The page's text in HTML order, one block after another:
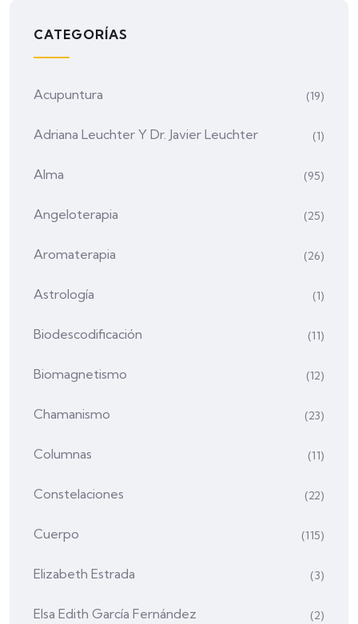
CATEGORÍAS
Acupuntura (19)
Adriana Leuchter Y Dr. Javier Leuchter (1)
Alma (95)
Angeloterapia (25)
Aromaterapia (26)
Astrología (1)
Biodescodificación (11)
Biomagnetismo (12)
Chamanismo (23)
Columnas (11)
Constelaciones (22)
Cuerpo (115)
Elizabeth Estrada (3)
Elsa Edith García Fernández (2)